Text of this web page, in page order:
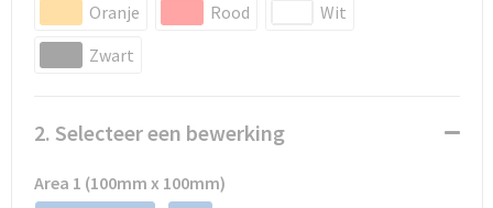
Oranje
Rood
Wit
Zwart
2. Selecteer een bewerking
Area 1 (100mm x 100mm)